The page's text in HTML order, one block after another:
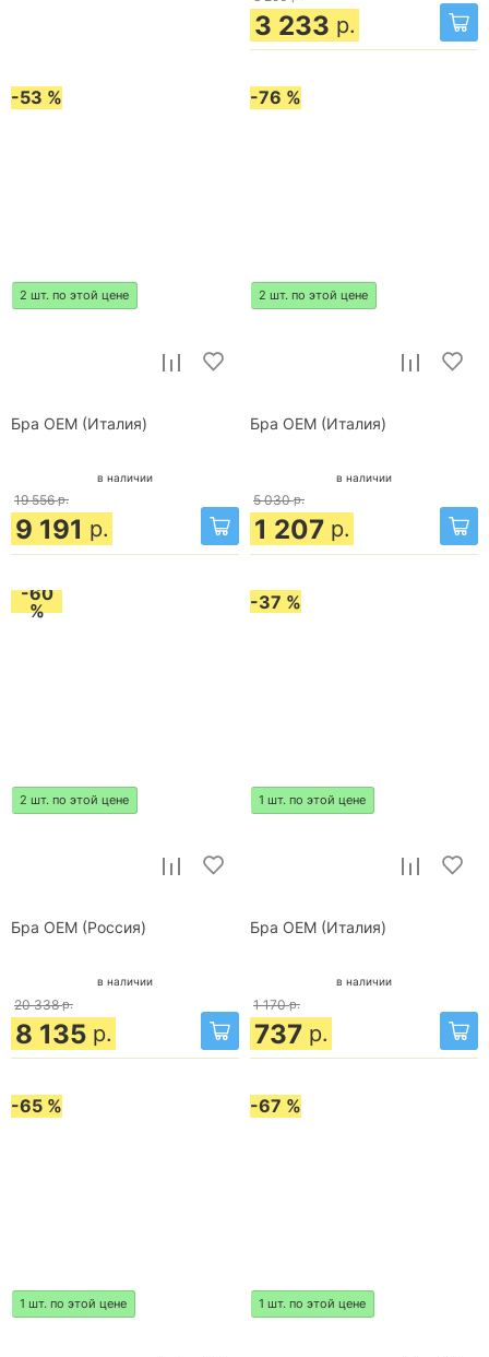
3 233 р.
-53 %
2 шт. по этой цене
Бра OEM (Италия)
в наличии
19 556 р.
9 191 р.
-76 %
2 шт. по этой цене
Бра OEM (Италия)
в наличии
5 030 р.
1 207 р.
-60
%
2 шт. по этой цене
Бра OEM (Россия)
в наличии
20 338 р.
8 135 р.
-37 %
1 шт. по этой цене
Бра OEM (Италия)
в наличии
1 170 р.
737 р.
-65 %
1 шт. по этой цене
-67 %
1 шт. по этой цене